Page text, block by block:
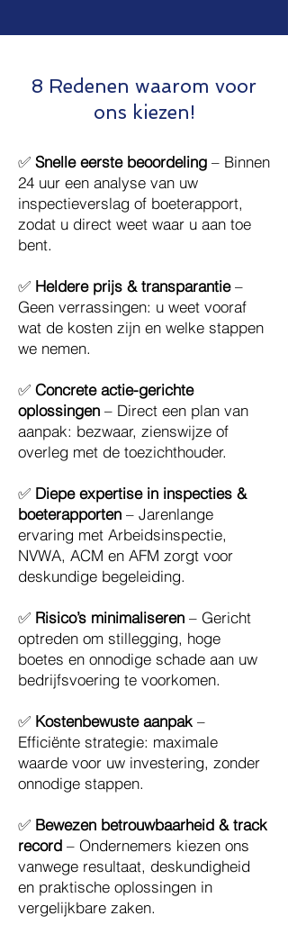
8 Redenen waarom voor
ons kiezen!
✅ Snelle eerste beoordeling – Binnen
24 uur een analyse van uw
inspectieverslag of boeterapport,
zodat u direct weet waar u aan toe
bent.
✅ Heldere prijs & transparantie–
Geen verrassingen: u weet vooraf
wat de kosten zijn en welke stappen
we nemen.
✅ Concrete actie-gerichte
oplossingen – Direct een plan van
aanpak: bezwaar, zienswijze of
overleg met de toezichthouder.
✅ Diepe expertise in inspecties &
boeterapporten – Jarenlange
ervaring met Arbeidsinspectie,
NVWA, ACM en AFM zorgt voor
deskundige begeleiding.
✅ Risico’s minimaliseren – Gericht
optreden om stillegging, hoge
boetes en onnodige schade aan uw
bedrijfsvoering te voorkomen.
✅ Kostenbewuste aanpak –
Efficiënte strategie: maximale
waarde voor uw investering, zonder
onnodige stappen.
✅ Bewezen betrouwbaarheid & track
record – Ondernemers kiezen ons
vanwege resultaat, deskundigheid
en praktische oplossingen in
vergelijkbare zaken.